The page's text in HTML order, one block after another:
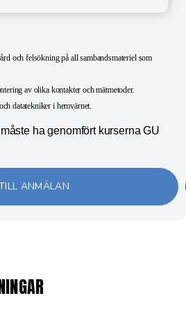
och felsökning på all sambandsmateriel som
av olika kontakter och mätmetoder.
datatekniker i hemvärnet.
ha genomfört kurserna GU
ANMÄLAN